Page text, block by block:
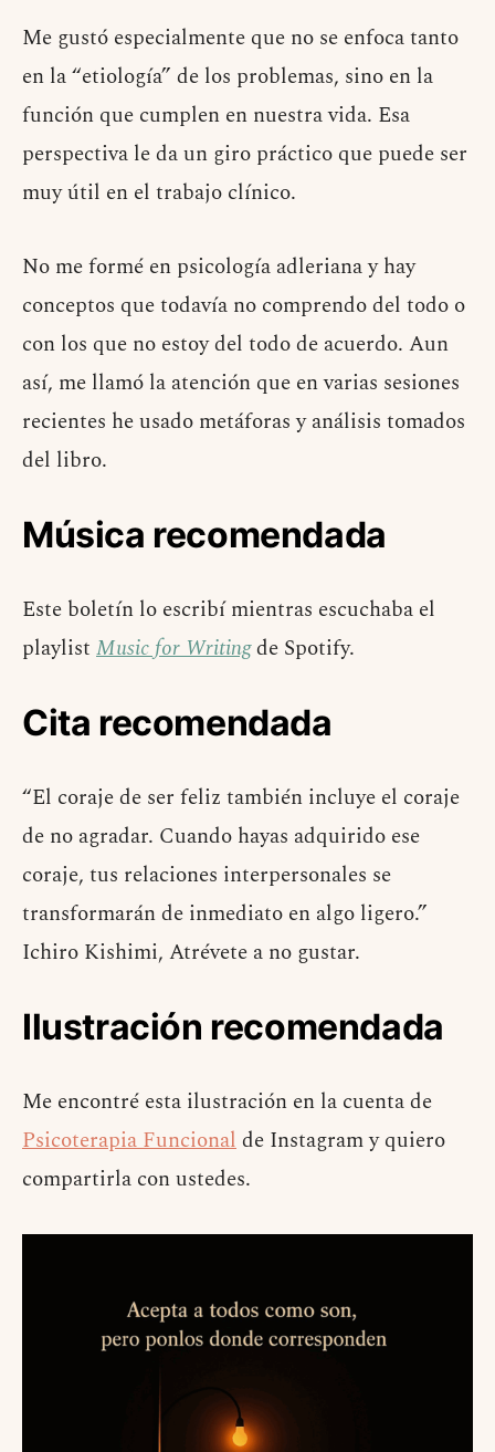
Me gustó especialmente que no se enfoca tanto
en la “etiología” de los problemas, sino en la
función que cumplen en nuestra vida. Esa
perspectiva le da un giro práctico que puede ser
muy útil en el trabajo clínico.
No me formé en psicología adleriana y hay
conceptos que todavía no comprendo del todo o
con los que no estoy del todo de acuerdo. Aun
así, me llamó la atención que en varias sesiones
recientes he usado metáforas y análisis tomados
del libro.
Música recomendada
Este boletín lo escribí mientras escuchaba el
playlist Music for Writingde Spotify.
Cita recomendada
“El coraje de ser feliz también incluye el coraje
de no agradar. Cuando hayas adquirido ese
coraje, tus relaciones interpersonales se
transformarán de inmediato en algo ligero.”
Ichiro Kishimi, Atrévete a no gustar.
Ilustración recomendada
Me encontré esta ilustración en la cuenta de
Psicoterapia Funcionalde Instagram y quiero
compartirla con ustedes.